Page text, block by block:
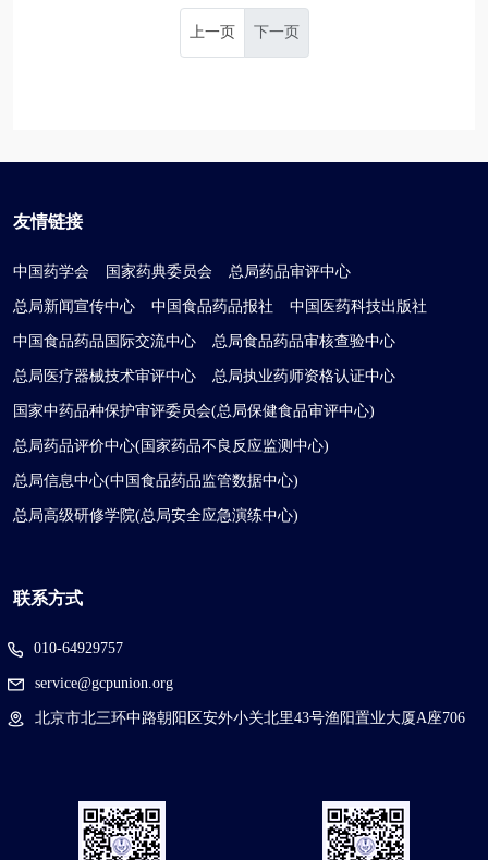
上一页 下一页
友情链接
中国药学会 国家药典委员会 总局药品审评中心
总局新闻宣传中心 中国食品药品报社 中国医药科技出版社
中国食品药品国际交流中心 总局食品药品审核查验中心
总局医疗器械技术审评中心 总局执业药师资格认证中心
国家中药品种保护审评委员会(总局保健食品审评中心)
总局药品评价中心(国家药品不良反应监测中心)
总局信息中心(中国食品药品监管数据中心)
总局高级研修学院(总局安全应急演练中心)
联系方式
010-64929757
service@gcpunion.org
北京市北三环中路朝阳区安外小关北里43号渔阳置业大厦A座706